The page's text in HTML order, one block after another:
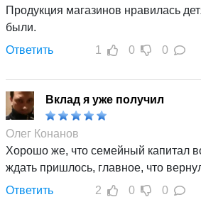
Продукция магазинов нравилась
были.
Ответить
1 0 0
Вклад я уже получил
Олег Конанов
Хорошо же, что семейный капитал
ждать пришлось, главное, что
Ответить
2 0 0